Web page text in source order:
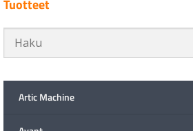
Tuotteet
Artic Machine